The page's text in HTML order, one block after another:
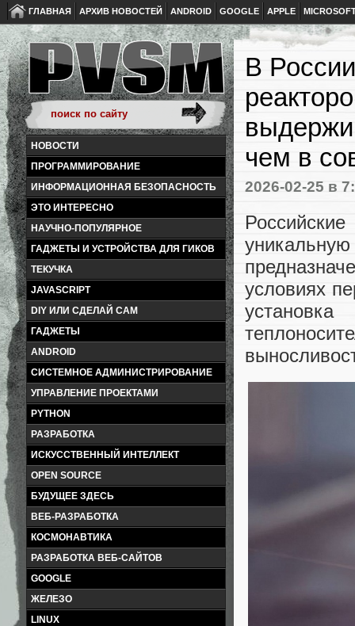
ГЛАВНАЯ АРХИВ НОВОСТЕЙ ANDROID GOOGLE APPLE
НОВОСТИ
ПРОГРАММИРОВАНИЕ
ИНФОРМАЦИОННАЯ БЕЗОПАСНОСТЬ
ЭТО ИНТЕРЕСНО
НАУЧНО-ПОПУЛЯРНОЕ
ГАДЖЕТЫ И УСТРОЙСТВА ДЛЯ ГИКОВ
ТЕКУЧКА
JAVASCRIPT
DIY ИЛИ СДЕЛАЙ САМ
ГАДЖЕТЫ
ANDROID
СИСТЕМНОЕ АДМИНИСТРИРОВАНИЕ
УПРАВЛЕНИЕ ПРОЕКТАМИ
PYTHON
РАЗРАБОТКА
ИСКУССТВЕННЫЙ ИНТЕЛЛЕКТ
OPEN SOURCE
БУДУЩЕЕ ЗДЕСЬ
ВЕБ-РАЗРАБОТКА
КОСМОНАВТИКА
РАЗРАБОТКА ВЕБ-САЙТОВ
GOOGLE
ЖЕЛЕЗО
LINUX
В
чем в
2026-02-25 в
условиях